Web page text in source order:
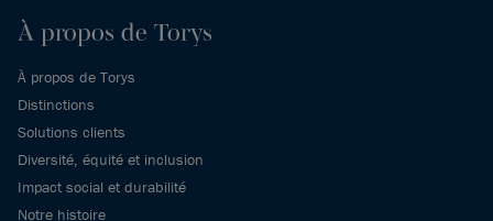
À propos de Torys
À propos de Torys
Distinctions
Solutions clients
Diversité, équité et inclusion
Impact social et durabilité
Notre histoire